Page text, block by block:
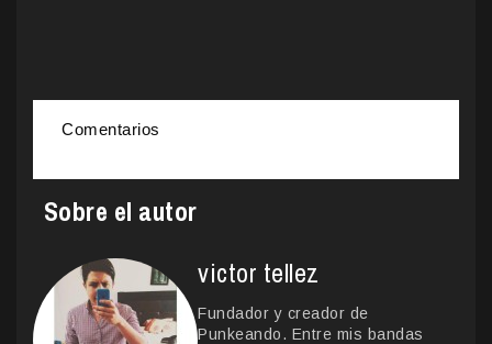
Comentarios
Sobre el autor
victor tellez
Fundador y creador de
Punkeando. Entre mis bandas